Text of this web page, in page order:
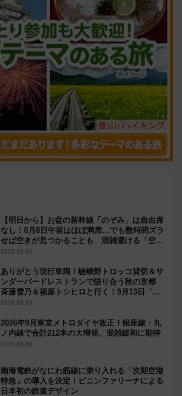
【明日から】お盆の新幹線「のぞみ」は自由席
なし！8月8日午前はほぼ満席…でも数時間ズラ
せば空きが見つかることも 混雑避ける「空
席」探しのコツ
2026.08.06
ありがとう現行車両！嵯峨野トロッコ貸切＆サ
ンダーバードレストランで語り合う秋の京都
斉藤雪乃＆福原トシヒロと行く！9月13日「京
都の鉄道満喫ツアー」開催
2026.08.06
2026年9月東京メトロダイヤ改正！銀座線・丸
ノ内線で合計212本の大増発、混雑緩和に期待
2026.08.06
南海電鉄がなにわ筋線に乗り入れる「次期空港
特急」の導入を決定！ピニンファリーナによる
日本初の鉄道デザイン